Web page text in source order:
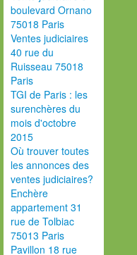
boulevard Ornano
75018 Paris
Ventes judiciaires
40 rue du
Ruisseau 75018
Paris
TGI de Paris : les
surenchères du
mois d'octobre
2015
Où trouver toutes
les annonces des
ventes judiciaires?
Enchère
appartement 31
rue de Tolbiac
75013 Paris
Pavillon 18 rue